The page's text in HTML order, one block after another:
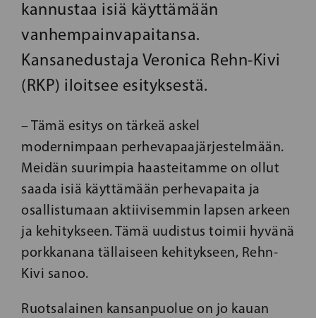
kannustaa isiä käyttämään
vanhempainvapaitansa.
Kansanedustaja Veronica Rehn-Kivi
(RKP) iloitsee esityksestä.
– Tämä esitys on tärkeä askel
modernimpaan perhevapaajärjestelmään.
Meidän suurimpia haasteitamme on ollut
saada isiä käyttämään perhevapaita ja
osallistumaan aktiivisemmin lapsen arkeen
ja kehitykseen. Tämä uudistus toimii hyvänä
porkkanana tällaiseen kehitykseen, Rehn-
Kivi sanoo.
Ruotsalainen kansanpuolue on jo kauan